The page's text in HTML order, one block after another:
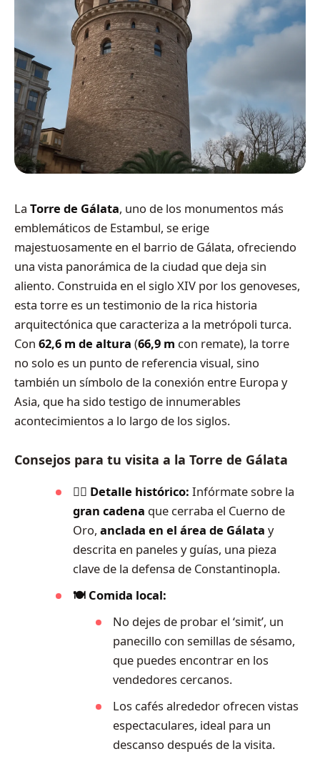
La Torre de Gálata, uno de los monumentos más
emblemáticos de Estambul, se erige
majestuosamente en el barrio de Gálata, ofreciendo
una vista panorámica de la ciudad que deja sin
aliento. Construida en el siglo XIV por los genoveses,
esta torre es un testimonio de la rica historia
arquitectónica que caracteriza a la metrópoli turca.
Con 62,6 m de altura (66,9 m con remate), la torre
no solo es un punto de referencia visual, sino
también un símbolo de la conexión entre Europa y
Asia, que ha sido testigo de innumerables
acontecimientos a lo largo de los siglos.
Consejos para tu visita a la Torre de Gálata
🕵️‍♂️ Detalle histórico: Infórmate sobre la
gran cadena que cerraba el Cuerno de
Oro, anclada en el área de Gálata y
descrita en paneles y guías, una pieza
clave de la defensa de Constantinopla.
🍽️ Comida local:
No dejes de probar el ‘simit’, un
panecillo con semillas de sésamo,
que puedes encontrar en los
vendedores cercanos.
Los cafés alrededor ofrecen vistas
espectaculares, ideal para un
descanso después de la visita.